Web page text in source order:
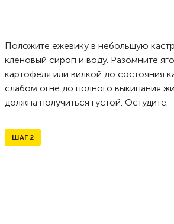
Положите ежевику в небольшую
кленовый сироп и воду. Разомните
картофеля или вилкой до состояния
слабом огне до полного выкипания
должна получиться густой. Остудите.
ШАГ 2